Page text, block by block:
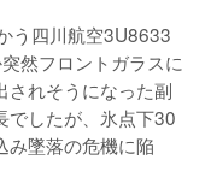
う四川航空3U8633
然フロントガラスに
されそうになった副
でしたが、氷点下30
み墜落の危機に陥